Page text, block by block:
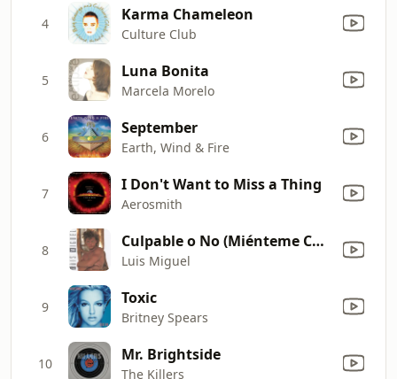
4 Karma Chameleon
Culture Club
5 Luna Bonita
Marcela Morelo
6 September
Earth, Wind & Fire
7 I Don't Want to Miss a Thing
Aerosmith
8 Culpable o No (Miénteme Como Siempre)
Luis Miguel
9 Toxic
Britney Spears
10 Mr. Brightside
The Killers